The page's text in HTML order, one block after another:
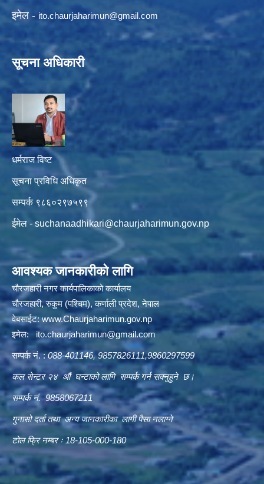
इमेल - ito.chaurjaharimun@gmail.com
सूचना अधिकारी
धर्मराज विष्ट
सूचना प्रविधि अधिकृत
सम्पर्क ९८६०२९७५९९
ईमेल -suchanaadhikari@chaurjaharimun.gov.np
आवश्यक जानकारीको लागि
चौरजहारी नगर कार्यपालिकाको कार्यालय
चौरजहारी, रुकुम (पश्चिम), कर्णाली प्रदेश, नेपाल
वेबसाईट:www.Chaurjaharimun.gov.np
इमेल: ito.chaurjaharimun@gmail.com
सम्पर्क नं. :088-401146, 9857826111,9860297599
कल सेन्टर २४ औं घन्टाको लागि सम्पर्क गर्न सक्नुहुने छ।
सम्पर्क नं. 9858067211
गुनासो दर्ता तथा अन्य जानकारीका लागी पैसा नलाग्ने
टोल फ्रि नम्बर ः 18-105-000-180